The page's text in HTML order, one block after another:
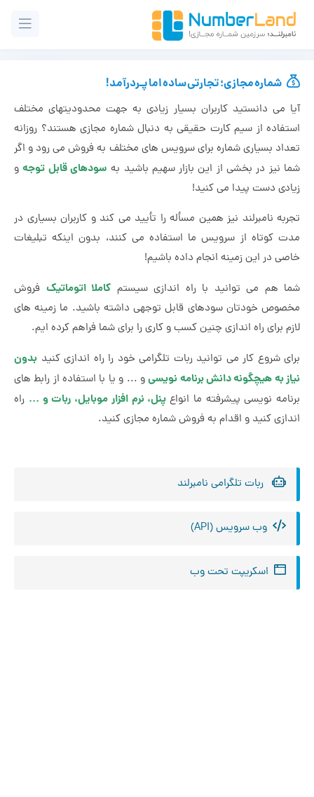
شماره مجازی؛ تجارتی ساده اما پـردرآمد!
آیا می دانستید کاربران بسیار زیادی به جهت محدودیتهای مختلف
استفاده از سیم کارت حقیقی به دنبال شماره مجازی هستند؟ روزانه
تعداد بسیاری شماره برای سرویس های مختلف به فروش می رود و اگر
شما نیز در بخشی از این بازار سهیم باشید به سودهای قابل توجهو
زیادی دست پیدا می کنید!
تجربه نامبرلند نیز همین مسأله را تأیید می کند و کاربران بسیاری در
مدت کوتاه از سرویس ما استفاده می کنند، بدون اینکه تبلیغات
خاصی در این زمینه انجام داده باشیم!
شما هم می توانید با راه اندازی سیستم کاملا اتوماتیک فروش
مخصوص خودتان سودهای قابل توجهی داشته باشید. ما زمینه های
لازم برای راه اندازی چنین کسب و کاری را برای شما فراهم کرده ایم.
برای شروع کار می توانید ربات تلگرامی خود را راه اندازی کنید بدون
نیاز به هیچگونه دانش برنامه نویسیو ... و یا با استفاده از رابط های
برنامه نویسی پیشرفته ما انواع پنل، نرم افزار موبایل، ربات و ... راه
اندازی کنید و اقدام به فروش شماره مجازی کنید.
ربات تلگرامی نامبرلند
وب سرویس (API)
اسکریپت تحت وب